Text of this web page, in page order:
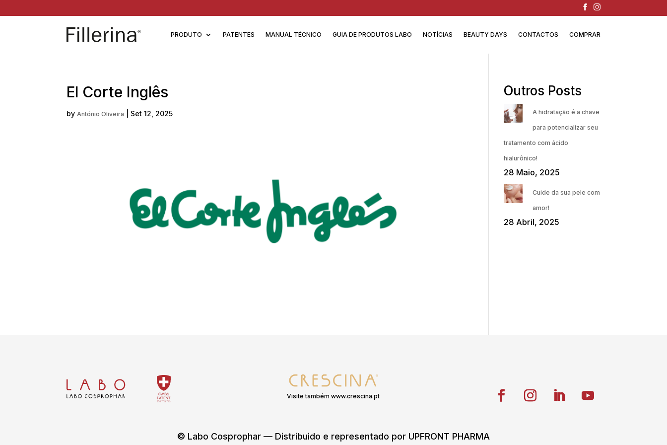
PRODUTO PATENTES MANUAL TÉCNICO GUIA DE PRODUTOS LABO NOTÍCIAS BEAUTY DAYS CONTACTOS COMPRAR
El Corte Inglês
by António Oliveira Set 12, 2025
Outros Posts
A hidratação é a chave
para potencializar seu
tratamento com ácido
hialurônico!
28 Maio, 2025
Cuide da sua pele com
amor!
28 Abril, 2025
Visite também www.crescina.pt
© Labo Cosprophar — Distribuido e representado por UPFRONT PHARMA